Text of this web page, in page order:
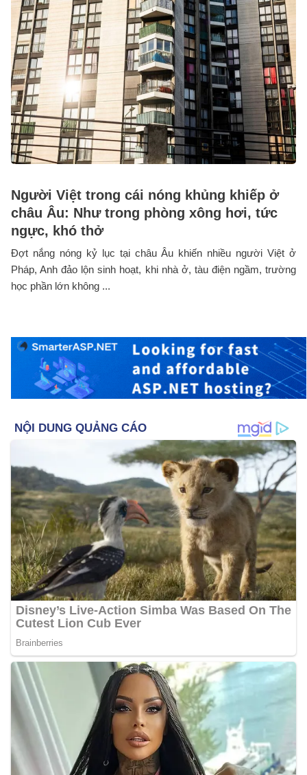
Người Việt trong cái nóng khủng khiếp ở
châu Âu: Như trong phòng xông hơi, tức
ngực, khó thở
Đợt nắng nóng kỷ lục tại châu Âu khiến nhiều người Việt ở
Pháp, Anh đảo lộn sinh hoạt, khi nhà ở, tàu điện ngầm, trường
học phần lớn không ...